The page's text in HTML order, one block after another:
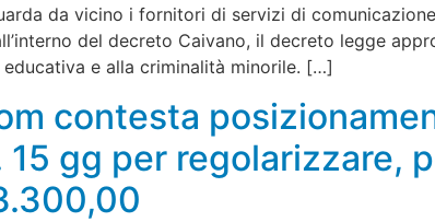
da vicino i fornitori di servizi di
del decreto Caivano, il decreto legge
e alla criminalità minorile. […]
contesta
15 gg per regolarizzare,